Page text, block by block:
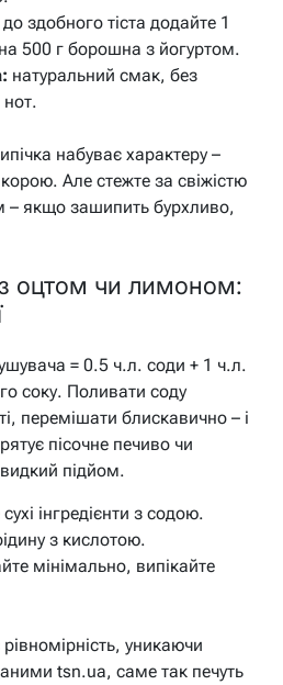
до здобного тіста додайте 1
500 г борошна з йогуртом.
натуральний смак, без
нот.
набуває характеру –
Але стежте за свіжістю
– якщо зашипить бурхливо,
оцтом чи лимоном:
= 0.5 ч.л. соди + 1 ч.л.
соку. Поливати соду
перемішати блискавично – і
пісочне печиво чи
підйом.
інгредієнти з содою.
з кислотою.
мінімально, випікайте
уникаючи
tsn.ua, саме так печуть